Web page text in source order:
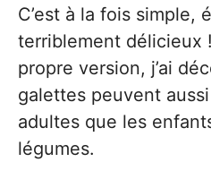
C’est à la fois simple,
terriblement délicieux
propre version, j’ai
galettes peuvent
adultes que les
légumes.